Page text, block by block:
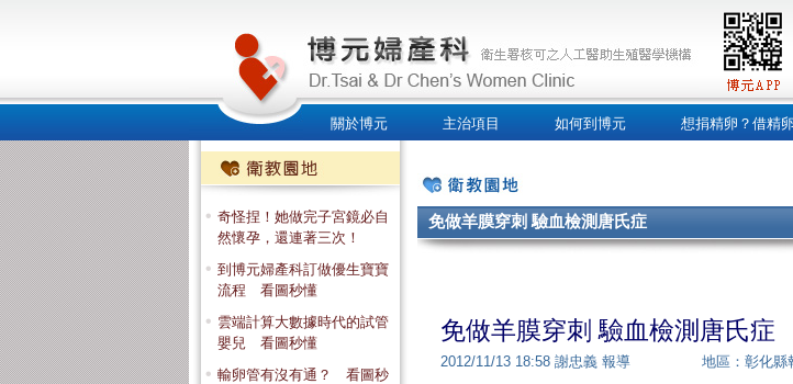
關於博元 主治項目 如何到博元 想捐精卵？借精
免做羊膜穿刺 驗血檢測唐氏症
免做羊膜穿刺 驗血檢測唐氏症
2012/11/13 18:58 謝忠義 報導 地區：彰化縣
奇怪捏！她做完子宮鏡必自
然懷孕，還連著三次！
到博元婦產科訂做優生寶寶
流程 看圖秒懂
雲端計算大數據時代的試管
嬰兒 看圖秒懂
輸卵管有沒有通？ 看圖秒